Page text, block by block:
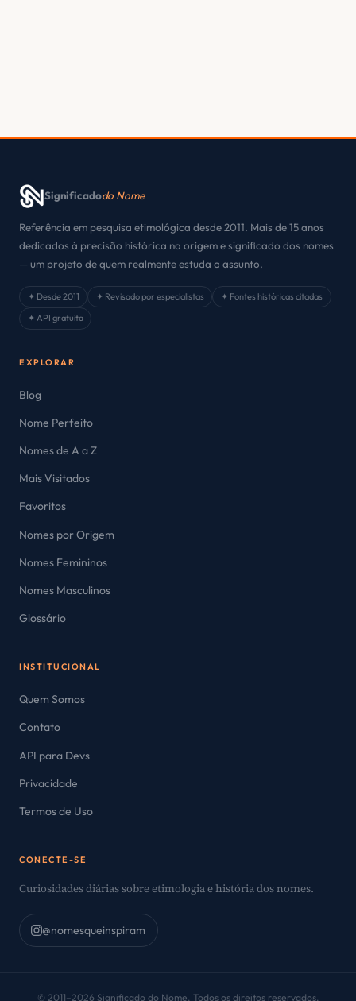
Significadodo Nome
Referência em pesquisa etimológica desde 2011. Mais de 15 anos
dedicados à precisão histórica na origem e significado dos nomes
— um projeto de quem realmente estuda o assunto.
✦ Desde 2011 ✦ Revisado por especialistas
✦ Fontes históricas citadas
✦ API gratuita
EXPLORAR
Blog
Nome Perfeito
Nomes de A a Z
Mais Visitados
Favoritos
Nomes por Origem
Nomes Femininos
Nomes Masculinos
Glossário
INSTITUCIONAL
Quem Somos
Contato
API para Devs
Privacidade
Termos de Uso
CONECTE-SE
Curiosidades diárias sobre etimologia e história dos nomes.
@nomesqueinspiram
© 2011–2026 Significado do Nome. Todos os direitos reservados.